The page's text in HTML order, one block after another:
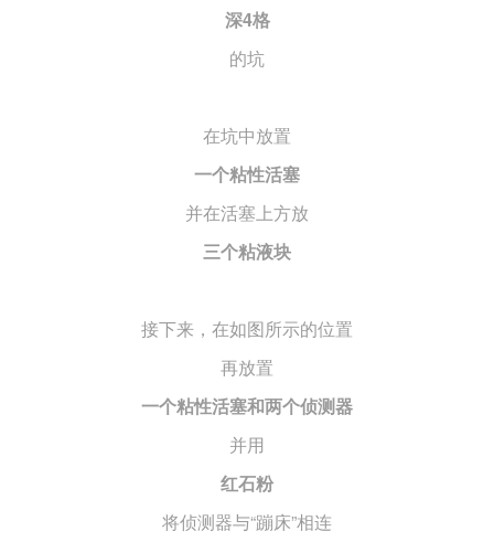
深4格
的坑
在坑中放置
一个粘性活塞
并在活塞上方放
三个粘液块
接下来，在如图所示的位置
再放置
一个粘性活塞和两个侦测器
并用
红石粉
将侦测器与“蹦床”相连